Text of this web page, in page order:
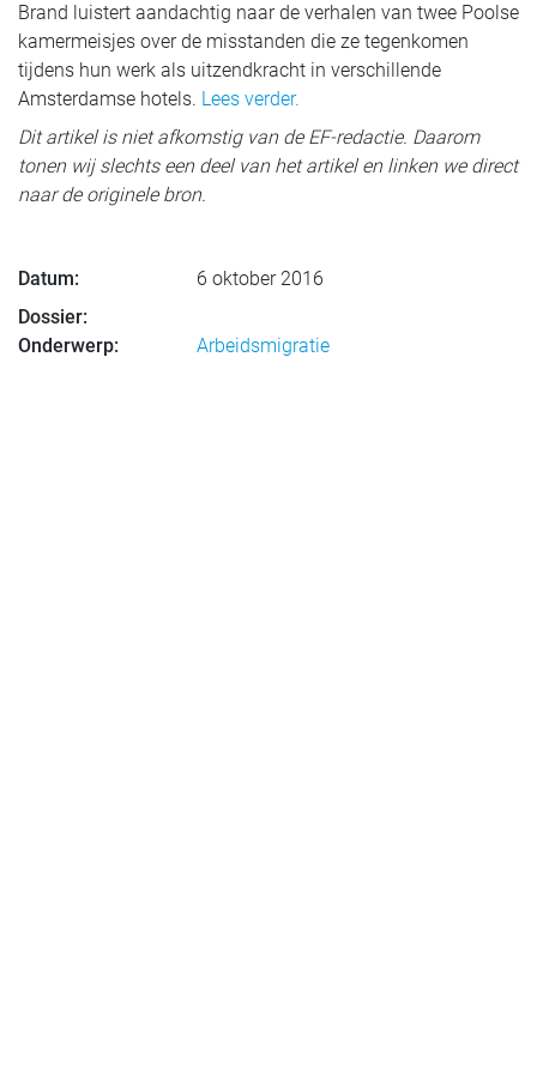
Brand luistert aandachtig naar de verhalen van twee Poolse
kamermeisjes over de misstanden die ze tegenkomen
tijdens hun werk als uitzendkracht in verschillende
Amsterdamse hotels. Lees verder.
Dit artikel is niet afkomstig van de EF-redactie. Daarom
tonen wij slechts een deel van het artikel en linken we direct
naar de originele bron.
Datum:
6 oktober 2016
Dossier:
Onderwerp:
Arbeidsmigratie